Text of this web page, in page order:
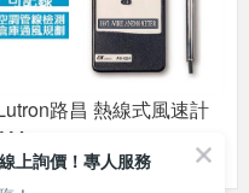
路昌 熱線式風速計
AM-4204
上詢價！專人服務